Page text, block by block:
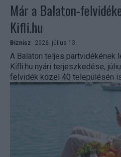
Már a Balaton-
Kifli.hu
Biznisz 2026. július 13.
A Balaton teljes partvidékének
Kifli.hu nyári terjeszkedése,
felvidék közel 40 településén